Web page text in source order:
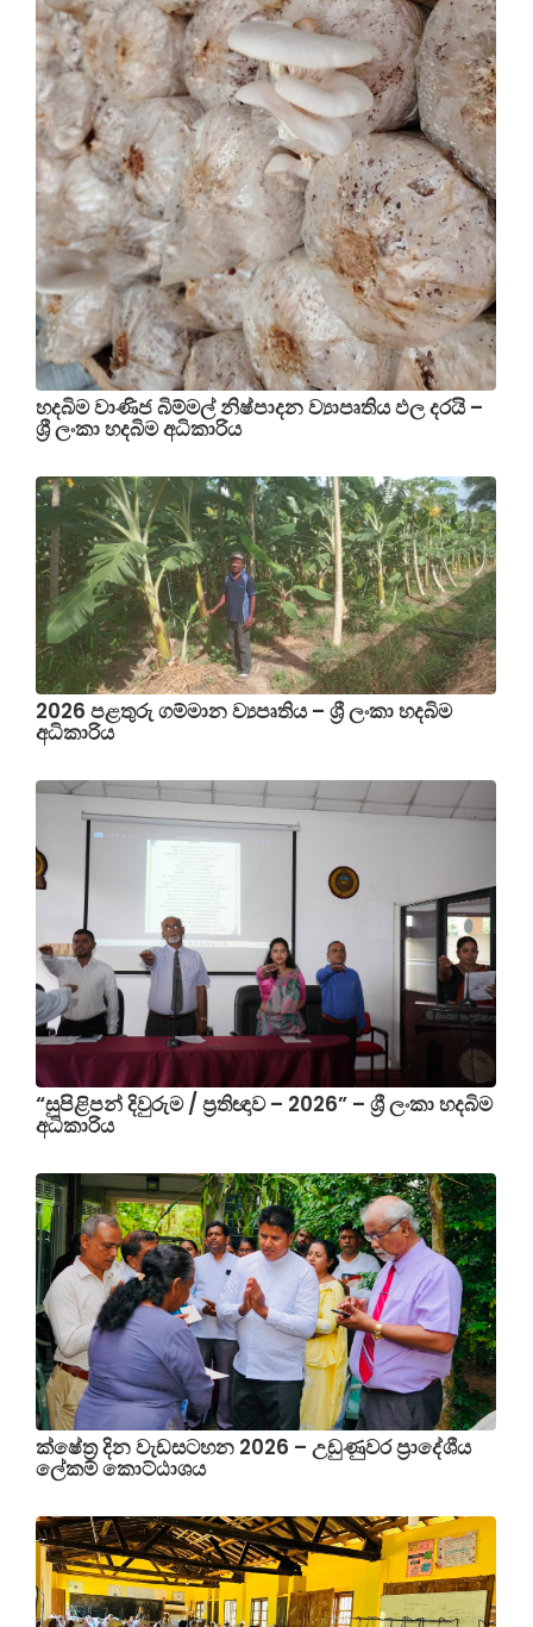
හදබිම වාණිජ බිම්මල් නිෂ්පාදන ව්‍යාපෘතිය ඵල දරයි –
ශ්‍රී ලංකා හදබිම අධිකාරිය
2026 පළතුරු ගම්මාන ව්‍යපෘතිය – ශ්‍රී ලංකා හදබිම
අධිකාරිය
“සුපිළිපන් දිවුරුම / ප්‍රතිඥාව – 2026” – ශ්‍රී ලංකා හදබිම
අධිකාරිය
ක්ෂේත්‍ර දින වැඩසටහන 2026 – උඩුණුවර ප්‍රාදේශීය
ලේකම් කොට්ඨාශය